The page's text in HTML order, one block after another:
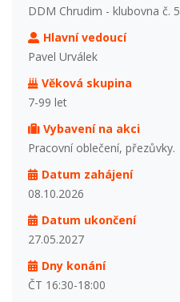
DDM Chrudim - klubovna č. 5
Hlavní vedoucí
Pavel Urválek
Věková skupina
7-99 let
Vybavení na akci
Pracovní oblečení, přezůvky.
Datum zahájení
08.10.2026
Datum ukončení
27.05.2027
Dny konání
ČT 16:30-18:00